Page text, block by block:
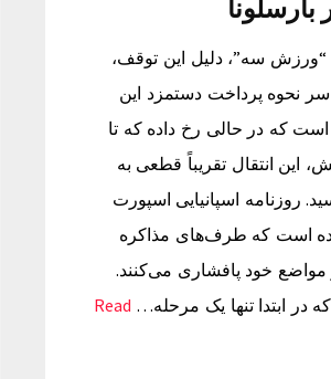
بارسلونا
سه”، دلیل این توقف،
سر نحوه پرداخت دستمزد این
است که در حالی رخ داده که تا
این انتقال تقریباً قطعی به
روزنامه اسپانیایی اسپورت
است که طرف‌های مذاکره
مواضع خود پافشاری می‌کنند.
در ابتدا تنها یک مرحله… Read